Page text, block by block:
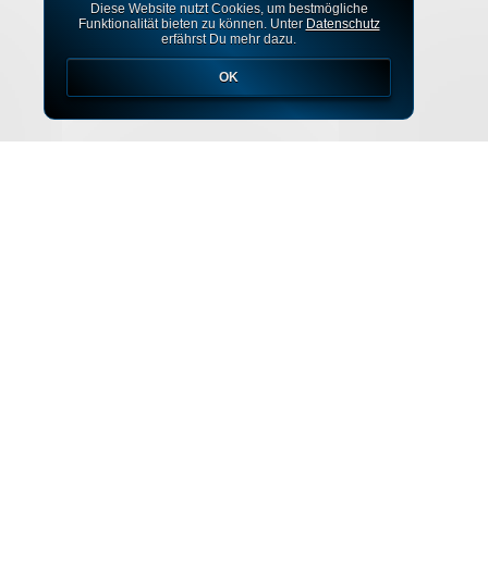
Diese Website nutzt Cookies, um bestmögliche
Funktionalität bieten zu können. Unter Datenschutz
erfährst Du mehr dazu.
OK